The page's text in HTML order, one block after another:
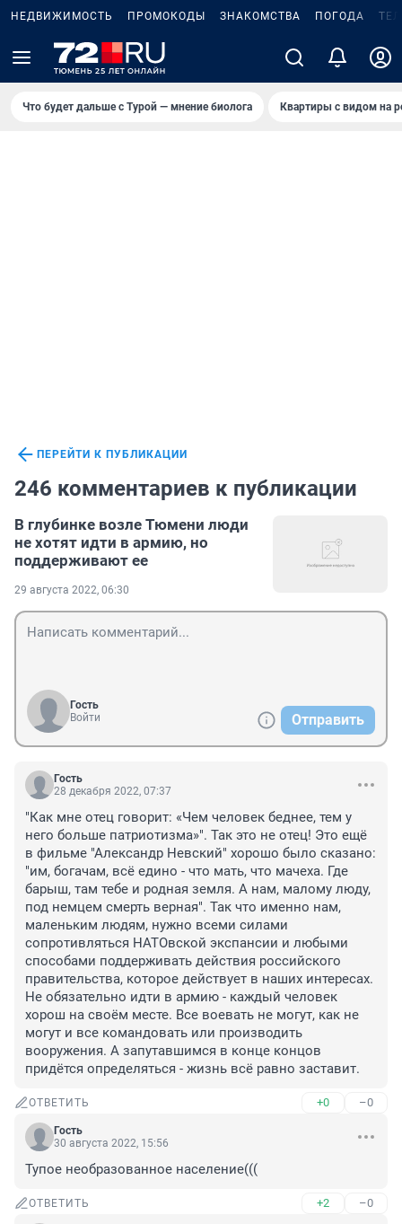
НЕДВИЖИМОСТЬ ПРОМОКОДЫ ЗНАКОМСТВА ПОГОДА
Что будет дальше с Турой — мнение биолога Квартиры с видом на
ПЕРЕЙТИ К ПУБЛИКАЦИИ
246 комментариев к публикации
В глубинке возле Тюмени люди
не хотят идти в армию, но
поддерживают ее
29 августа 2022, 06:30
Гость
Войти
Отправить
Гость
28 декабря 2022, 07:37
"Как мне отец говорит: «Чем человек беднее, тем у
него больше патриотизма»". Так это не отец! Это ещё
в фильме "Александр Невский" хорошо было сказано:
"им, богачам, всё едино - что мать, что мачеха. Где
барыш, там тебе и родная земля. А нам, малому люду,
под немцем смерть верная". Так что именно нам,
маленьким людям, нужно всеми силами
сопротивляться НАТОвской экспансии и любыми
способами поддерживать действия российского
правительства, которое действует в наших интересах.
Не обязательно идти в армию - каждый человек
хорош на своём месте. Все воевать не могут, как не
могут и все командовать или производить
вооружения. А запутавшимся в конце концов
придётся определяться - жизнь всё равно заставит.
ОТВЕТИТЬ +0 –0
Гость
30 августа 2022, 15:56
Тупое необразованное население(((
ОТВЕТИТЬ +2 –0